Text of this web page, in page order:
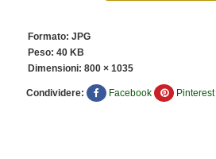
Formato: JPG
Peso: 40 KB
Dimensioni: 800 × 1035
Condividere: Facebook Pinterest